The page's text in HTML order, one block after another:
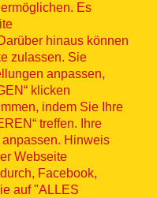
Es
hinaus können
zulassen. Sie
anpassen,
klicken
indem Sie Ihre
treffen. Ihre
Hinweis
Webseite
Facebook,
auf "ALLES